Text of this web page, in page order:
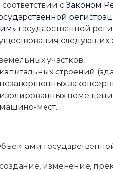
соответствии сЗаконом
государственной
следующих
участков;
строений
мест.
изменение,